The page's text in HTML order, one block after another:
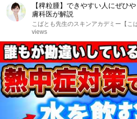
【稗粒腫】できやすい人にぜひ
膚科医が解説
こばとも先生のスキンアカデミー【こ
views